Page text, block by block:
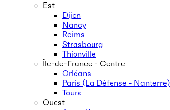
Est
Dijon
Nancy
Reims
Strasbourg
Thionville
Île-de-France - Centre
Orléans
Paris (La Défense - Nanterre)
Tours
Ouest